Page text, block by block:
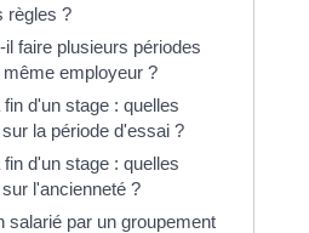
règles ?
il faire plusieurs périodes
employeur ?
d'un stage : quelles
la période d'essai ?
d'un stage : quelles
l'ancienneté ?
salarié par un groupement